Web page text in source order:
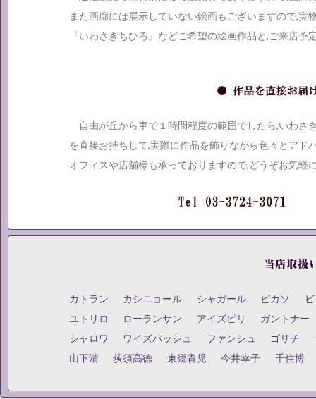
また画廊には展示していない絵画もございますので,実
『いわさきちひろ』などご希望の絵画作品と,ご来店予
自由が丘から車で１時間程度の範囲でしたら,いわさ
を直接お持ちして,実際に作品を飾りながら色々とアド
オフィスや店舗様も承っておりますので,どうぞお気軽
カトラン カシニョール シャガール ピカソ
ユトリロ
ローランサン アイズピリ
ガントナー
シャロワ
ワイズバッシュ ファンシュ ゴリチ
山下清
荻須高徳 東郷青児 今井幸子 千住博